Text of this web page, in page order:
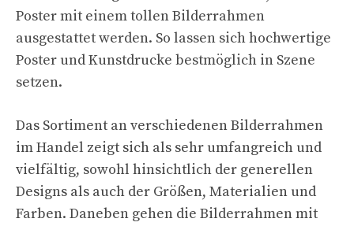
Poster mit einem tollen Bilderrahmen
ausgestattet werden. So lassen sich hochwertige
Poster und Kunstdrucke bestmöglich in Szene
setzen.
Das Sortiment an verschiedenen Bilderrahmen
im Handel zeigt sich als sehr umfangreich und
vielfältig, sowohl hinsichtlich der generellen
Designs als auch der Größen, Materialien und
Farben. Daneben gehen die Bilderrahmen mit